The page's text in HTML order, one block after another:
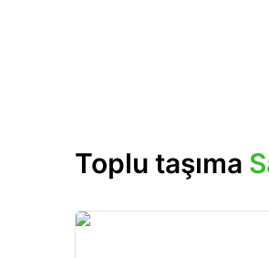
Toplu taşıma